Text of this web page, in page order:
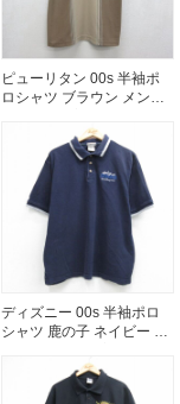
ピューリタン 00s 半袖ポ
ロシャツ ブラウン メンズ
ディズニー 00s 半袖ポロ
シャツ 鹿の子 ネイビー メ